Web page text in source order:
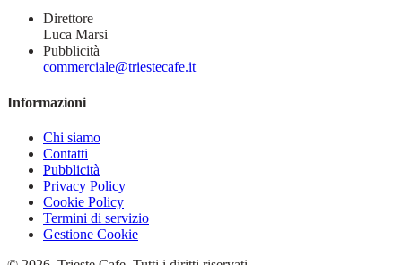
Direttore
Luca Marsi
Pubblicità
commerciale@triestecafe.it
Informazioni
Chi siamo
Contatti
Pubblicità
Privacy Policy
Cookie Policy
Termini di servizio
Gestione Cookie